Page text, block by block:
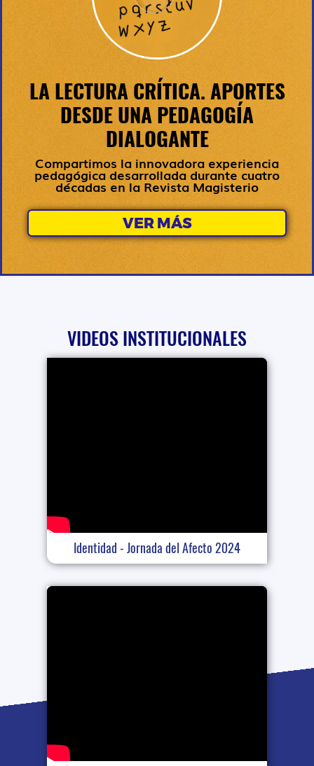
LA LECTURA CRÍTICA. APORTES
DESDE UNA PEDAGOGÍA
DIALOGANTE
Compartimos la innovadora experiencia
pedagógica desarrollada durante cuatro
décadas en la Revista Magisterio
VER MÁS
VIDEOS INSTITUCIONALES
Identidad - Jornada del Afecto 2024